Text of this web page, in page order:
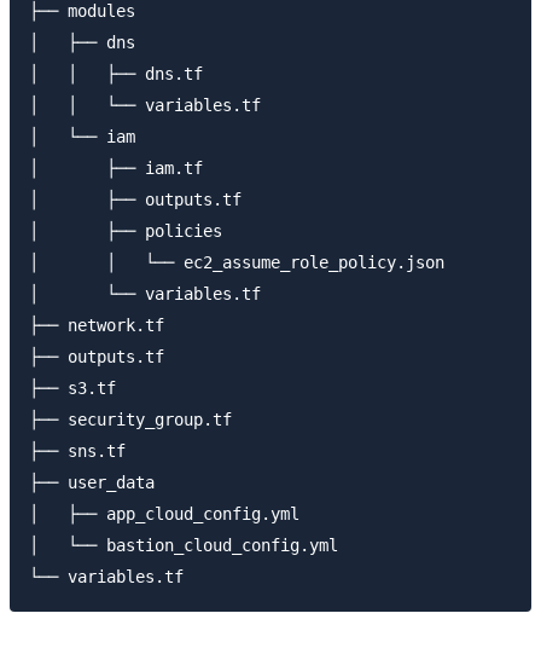
├── modules
│   ├── dns
│   │   ├── dns.tf
│   │   └── variables.tf
│   └── iam
│       ├── iam.tf
│       ├── outputs.tf
│       ├── policies
│       │   └── ec2_assume_role_policy.json
│       └── variables.tf
├── network.tf
├── outputs.tf
├── s3.tf
├── security_group.tf
├── sns.tf
├── user_data
│   ├── app_cloud_config.yml
│   └── bastion_cloud_config.yml